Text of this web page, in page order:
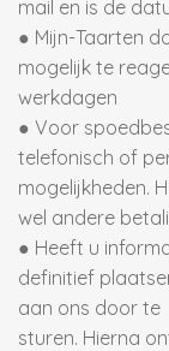
mail en is de
● Mijn-Taarten
mogelijk te
werkdagen
● Voor
telefonisch of
mogelijkheden.
wel andere
● Heeft u
definitief
aan ons door te
sturen. Hierna